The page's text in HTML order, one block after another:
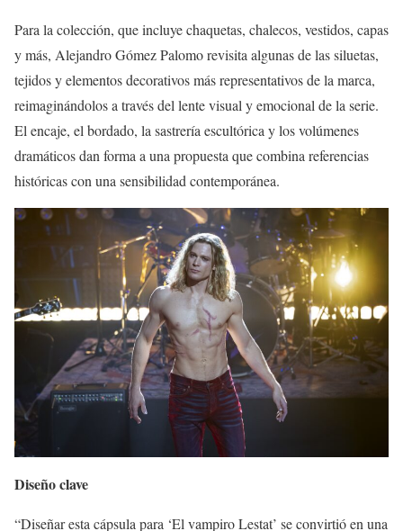
Para la colección, que incluye chaquetas, chalecos, vestidos, capas
y más, Alejandro Gómez Palomo revisita algunas de las siluetas,
tejidos y elementos decorativos más representativos de la marca,
reimaginándolos a través del lente visual y emocional de la serie.
El encaje, el bordado, la sastrería escultórica y los volúmenes
dramáticos dan forma a una propuesta que combina referencias
históricas con una sensibilidad contemporánea.
Diseño clave
“Diseñar esta cápsula para ‘El vampiro Lestat’ se convirtió en una